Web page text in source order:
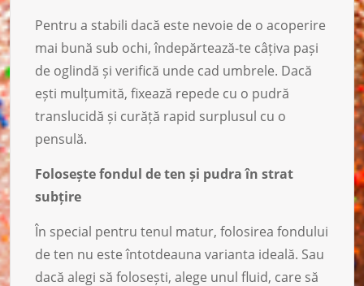
Pentru a stabili dacă este nevoie de o acoperire
mai bună sub ochi, îndepărtează-te câțiva pași
de oglindă și verifică unde cad umbrele. Dacă
ești mulțumită, fixează repede cu o pudră
translucidă și curăță rapid surplusul cu o
pensulă.
Folosește fondul de ten și pudra în strat
subțire
În special pentru tenul matur, folosirea fondului
de ten nu este întotdeauna varianta ideală. Sau
dacă alegi să folosești, alege unul fluid, care să